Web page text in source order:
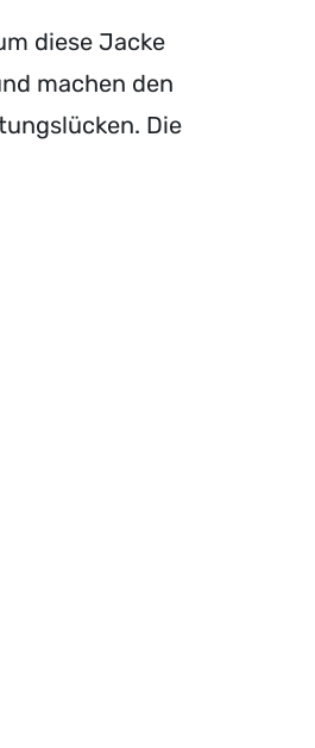
diese Jacke
machen den
Die